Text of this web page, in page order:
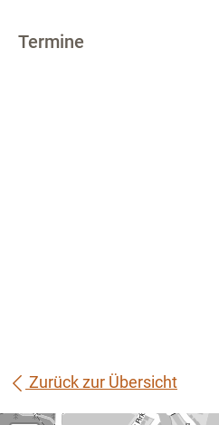
Termine
Zurück zur Übersicht